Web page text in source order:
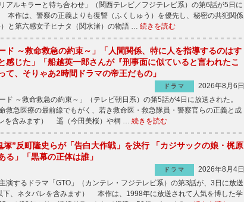
アルキラーと待ち合わせ」（関西テレビ／フジテレビ系）の第6話が5日に
作は、警察の正義よりも復讐（ふくしゅう）を優先し、秘密の共犯関係
と第六感女子ヒナタ（関水渚）の物語 … 続きを読む
ド ～救命救急の約束～」「人間関係、特に人を指導するのはす
感じた」「船越英一郎さんが『刑事面に似ていると言われたこ
て、そりゃあ2時間ドラマの帝王だもの」
ドラマ
2026年8月6日
ド ～救命救急の約束～」（テレビ朝日系）の第5話が4日に放送された。
救急医療の最前線でもがく、若き救命医・救急隊員・警察官らの正義と成
を含みます） 遥（今田美桜）や桐 … 続きを読む
塚”反町隆史らが「告白大作戦」を決行 「カジサックの娘・梶原
る」「黒幕の正体は誰」
ドラマ
2026年8月4日
演するドラマ「GTO」（カンテレ・フジテレビ系）の第3話が、3日に放送
下、ネタバレを含みます） 本作は、1998年に放送されて人気を博した学